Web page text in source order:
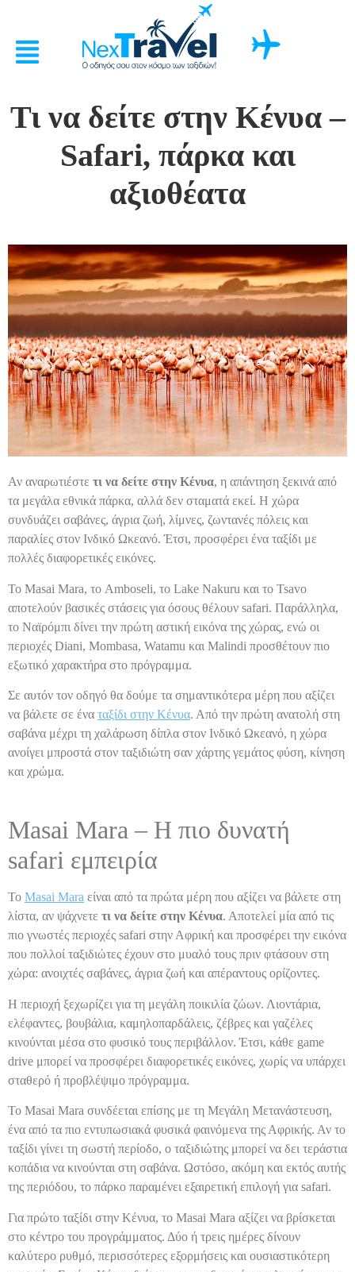
Τι να δείτε στην Κένυα –
Safari, πάρκα και
αξιοθέατα
Αν αναρωτιέστε τι να δείτε στην Κένυα, η απάντηση ξεκινά από
τα μεγάλα εθνικά πάρκα, αλλά δεν σταματά εκεί. Η χώρα
συνδυάζει σαβάνες, άγρια ζωή, λίμνες, ζωντανές πόλεις και
παραλίες στον Ινδικό Ωκεανό. Έτσι, προσφέρει ένα ταξίδι με
πολλές διαφορετικές εικόνες.
Το Masai Mara, το Amboseli, το Lake Nakuru και το Tsavo
αποτελούν βασικές στάσεις για όσους θέλουν safari. Παράλληλα,
το Ναϊρόμπι δίνει την πρώτη αστική εικόνα της χώρας, ενώ οι
περιοχές Diani, Mombasa, Watamu και Malindi προσθέτουν πιο
εξωτικό χαρακτήρα στο πρόγραμμα.
Σε αυτόν τον οδηγό θα δούμε τα σημαντικότερα μέρη που αξίζει
να βάλετε σε ένα ταξίδι στην Κένυα. Από την πρώτη ανατολή στη
σαβάνα μέχρι τη χαλάρωση δίπλα στον Ινδικό Ωκεανό, η χώρα
ανοίγει μπροστά στον ταξιδιώτη σαν χάρτης γεμάτος φύση, κίνηση
και χρώμα.
Masai Mara – Η πιο δυνατή
safari εμπειρία
Το Masai Mara είναι από τα πρώτα μέρη που αξίζει να βάλετε στη
λίστα, αν ψάχνετε τι να δείτε στην Κένυα. Αποτελεί μία από τις
πιο γνωστές περιοχές safari στην Αφρική και προσφέρει την εικόνα
που πολλοί ταξιδιώτες έχουν στο μυαλό τους πριν φτάσουν στη
χώρα: ανοιχτές σαβάνες, άγρια ζωή και απέραντους ορίζοντες.
Η περιοχή ξεχωρίζει για τη μεγάλη ποικιλία ζώων. Λιοντάρια,
ελέφαντες, βουβάλια, καμηλοπαρδάλεις, ζέβρες και γαζέλες
κινούνται μέσα στο φυσικό τους περιβάλλον. Έτσι, κάθε game
drive μπορεί να προσφέρει διαφορετικές εικόνες, χωρίς να υπάρχει
σταθερό ή προβλέψιμο πρόγραμμα.
Το Masai Mara συνδέεται επίσης με τη Μεγάλη Μετανάστευση,
ένα από τα πιο εντυπωσιακά φυσικά φαινόμενα της Αφρικής. Αν το
ταξίδι γίνει τη σωστή περίοδο, ο ταξιδιώτης μπορεί να δει τεράστια
κοπάδια να κινούνται στη σαβάνα. Ωστόσο, ακόμη και εκτός αυτής
της περιόδου, το πάρκο παραμένει εξαιρετική επιλογή για safari.
Για πρώτο ταξίδι στην Κένυα, το Masai Mara αξίζει να βρίσκεται
στο κέντρο του προγράμματος. Δύο ή τρεις ημέρες δίνουν
καλύτερο ρυθμό, περισσότερες εξορμήσεις και ουσιαστικότερη